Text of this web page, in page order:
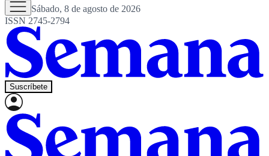
Sábado, 8 de agosto de 2026
ISSN 2745-2794
Suscríbete